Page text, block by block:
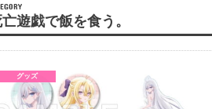
遊戯で飯を食う。
グッズ